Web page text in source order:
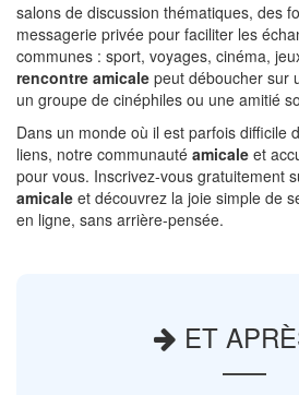
salons de discussion thématiques, des
messagerie privée pour faciliter les
communes : sport, voyages, cinéma,
rencontre amicale peut déboucher sur
un groupe de cinéphiles ou une amitié
Dans un monde où il est parfois difficile
liens, notre communauté amicale et
pour vous. Inscrivez-vous gratuitement
amicale et découvrez la joie simple de
en ligne, sans arrière-pensée.
ET